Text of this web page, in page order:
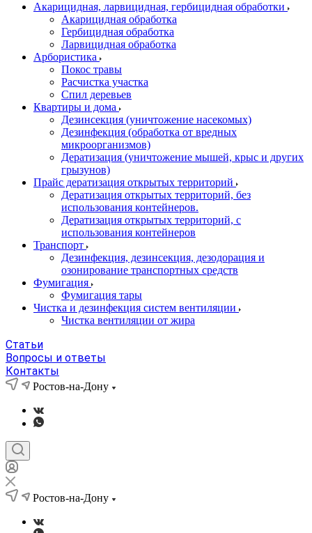
Акарицидная, ларвицидная, гербицидная обработки
Акарицидная обработка
Гербицидная обработка
Ларвицидная обработка
Арбористика
Покос травы
Расчистка участка
Спил деревьев
Квартиры и дома
Дезинсекция (уничтожение насекомых)
Дезинфекция (обработка от вредных
микроорганизмов)
Дератизация (уничтожение мышей, крыс и других
грызунов)
Прайс дератизация открытых территорий
Дератизация открытых территорий, без
использования контейнеров.
Дератизация открытых территорий, с
использования контейнеров
Транспорт
Дезинфекция, дезинсекция, дезодорация и
озонирование транспортных средств
Фумигация
Фумигация тары
Чистка и дезинфекция систем вентиляции
Чистка вентиляции от жира
Статьи
Вопросы и ответы
Контакты
Ростов-на-Дону
Ростов-на-Дону